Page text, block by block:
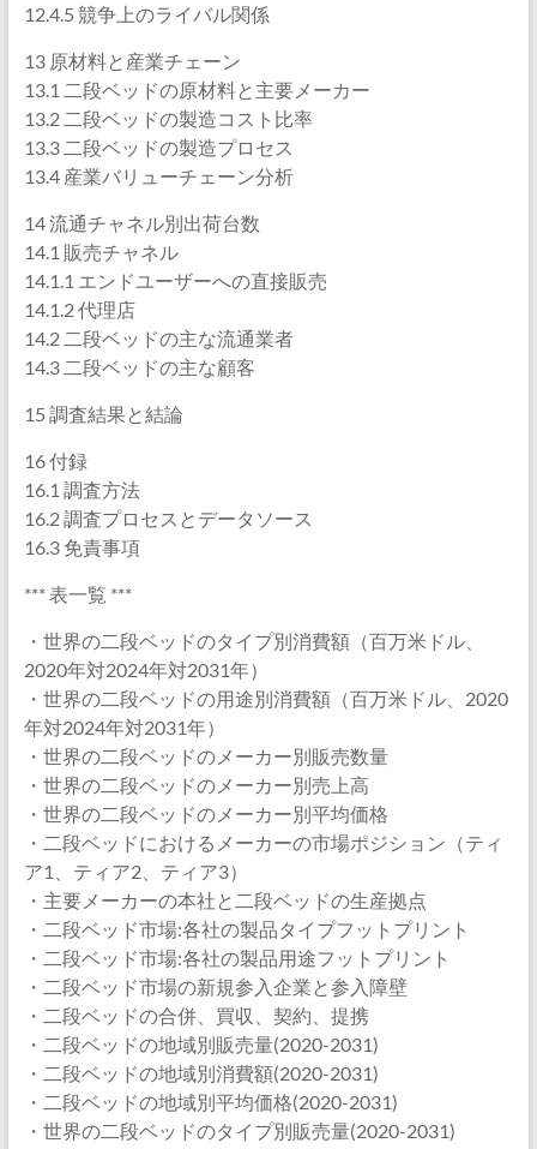
12.4.5 競争上のライバル関係
13 原材料と産業チェーン
13.1 二段ベッドの原材料と主要メーカー
13.2 二段ベッドの製造コスト比率
13.3 二段ベッドの製造プロセス
13.4 産業バリューチェーン分析
14 流通チャネル別出荷台数
14.1 販売チャネル
14.1.1 エンドユーザーへの直接販売
14.1.2 代理店
14.2 二段ベッドの主な流通業者
14.3 二段ベッドの主な顧客
15 調査結果と結論
16 付録
16.1 調査方法
16.2 調査プロセスとデータソース
16.3 免責事項
*** 表一覧 ***
・世界の二段ベッドのタイプ別消費額（百万米ドル、
2020年対2024年対2031年）
・世界の二段ベッドの用途別消費額（百万米ドル、2020
年対2024年対2031年）
・世界の二段ベッドのメーカー別販売数量
・世界の二段ベッドのメーカー別売上高
・世界の二段ベッドのメーカー別平均価格
・二段ベッドにおけるメーカーの市場ポジション（ティ
ア1、ティア2、ティア3）
・主要メーカーの本社と二段ベッドの生産拠点
・二段ベッド市場:各社の製品タイプフットプリント
・二段ベッド市場:各社の製品用途フットプリント
・二段ベッド市場の新規参入企業と参入障壁
・二段ベッドの合併、買収、契約、提携
・二段ベッドの地域別販売量(2020-2031)
・二段ベッドの地域別消費額(2020-2031)
・二段ベッドの地域別平均価格(2020-2031)
・世界の二段ベッドのタイプ別販売量(2020-2031)